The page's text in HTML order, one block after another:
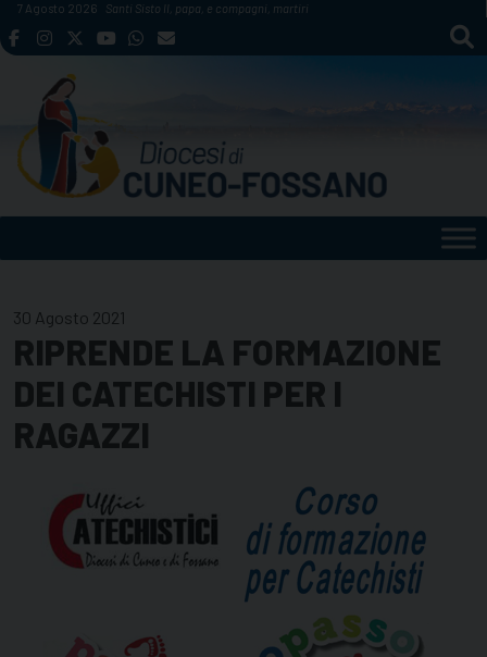
Skip
to
7 Agosto 2026 Santi Sisto II, papa, e compagni, martiri
30 Agosto 2021
RIPRENDE LA FORMAZIONE
DEI CATECHISTI PER I
RAGAZZI